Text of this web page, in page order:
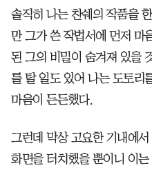
솔직히 나는 찬쉐의 작품을
만 그가 쓴 작법서에 먼저 마
된 그의 비밀이 숨겨져 있을
를 탈 일도 있어 나는 도토리
마음이 든든했다.
그런데 막상 고요한 기내에
화면을 터치했을 뿐이니 이